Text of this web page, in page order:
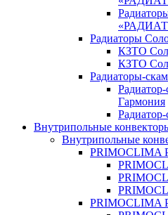
Радиаторы
КЗТО
КЗТО
Радиаторы-
Гармония
Внутрипольные
Внутрипольные
PRIMOCLIMA
PRIMOCLIMA